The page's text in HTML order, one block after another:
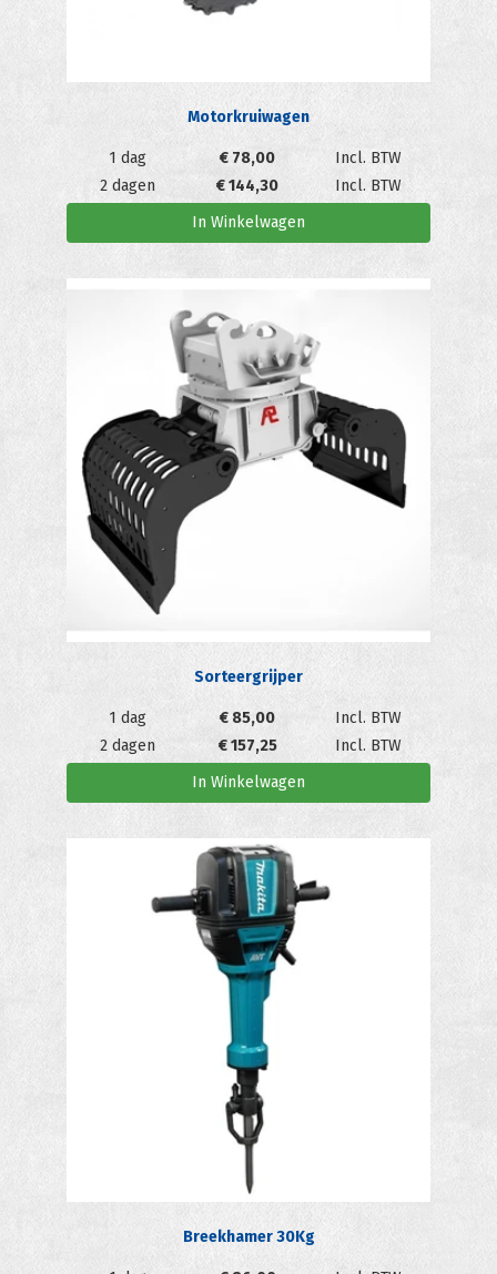
Motorkruiwagen
1 dag € 78,00
Incl. BTW
2 dagen
€ 144,30
Incl. BTW
In Winkelwagen
Sorteergrijper
1 dag € 85,00
Incl. BTW
2 dagen
€157,25
Incl. BTW
In Winkelwagen
Breekhamer 30Kg